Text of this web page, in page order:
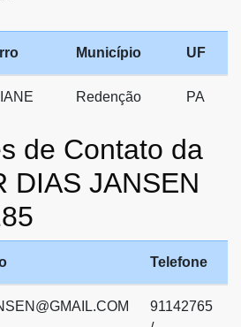
Município UF
Redenção PA
de Contato da
DIAS JANSEN
Telefone
91142765